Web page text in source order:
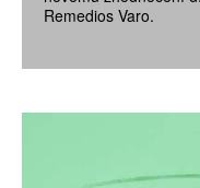
Remedios Varo.